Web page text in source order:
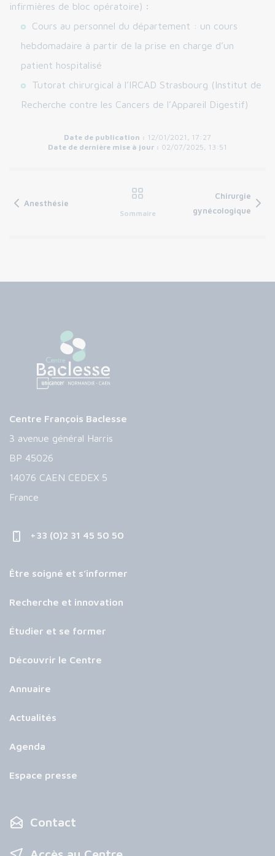
infirmières de bloc opératoire) :
Cours au personnel du département : un cours
hebdomadaire à partir de la prise en charge d’un
patient hospitalisé
Tutorat chirurgical à l’IRCAD Strasbourg (Institut de
Recherche contre les Cancers de l’Appareil Digestif)
Date de publication : 12/01/2021, 17:27
Date de dernière mise à jour : 02/07/2025, 13:51
Anesthésie
Sommaire
Chirurgie
gynécologique
Centre François Baclesse
3 avenue général Harris
BP 45026
14076 CAEN CEDEX 5
France
+33 (0)2 31 45 50 50
Être soigné et s’informer
Recherche et innovation
Étudier et se former
Découvrir le Centre
Annuaire
Actualités
Agenda
Espace presse
Contact